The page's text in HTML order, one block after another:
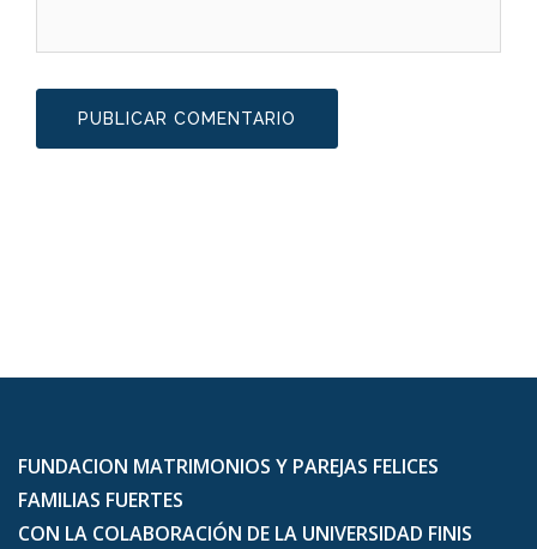
FUNDACION MATRIMONIOS Y PAREJAS FELICES
FAMILIAS FUERTES
CON LA COLABORACIÓN DE LA UNIVERSIDAD FINIS